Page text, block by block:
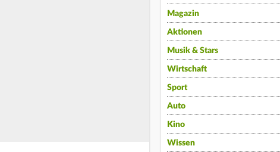
Magazin
Aktionen
Musik & Stars
Wirtschaft
Sport
Auto
Kino
Wissen